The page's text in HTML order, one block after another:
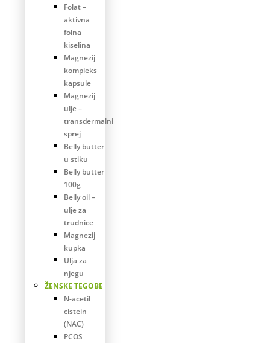
Folat –
aktivna
folna
kiselina
Magnezij
kompleks
kapsule
Magnezij
ulje –
transdermalni
sprej
Belly butter
u stiku
Belly butter
100g
Belly oil –
ulje za
trudnice
Magnezij
kupka
Ulja za
njegu
ŽENSKE TEGOBE
N-acetil
cistein
(NAC)
PCOS